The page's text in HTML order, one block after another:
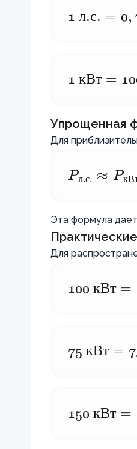
1
0,7355
кВт}
=
\text{
1 л.с. = 0,
1
=
1000
Вт} =
\text{
л.с.}
1 кВт =
Упрощенная
Для
\times 1,36
Pл.с. ≈ P
Эта формула
Для
100
\times
136
\text{
100 кВт =
75
\times
75 кВт =
150
150 кВт =